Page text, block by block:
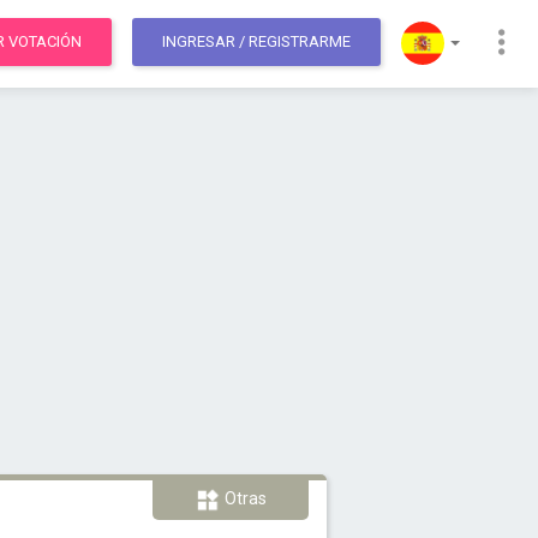
VOTACIÓN INGRESAR / REGISTRARME
Otras